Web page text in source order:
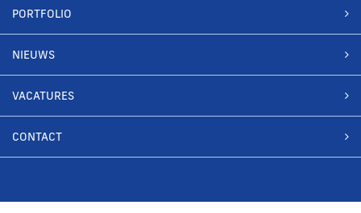
PORTFOLIO
NIEUWS
VACATURES
CONTACT